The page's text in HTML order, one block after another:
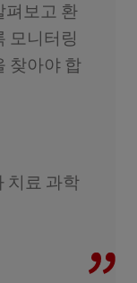
펴보고 환
모니터링
찾아야 합
치료 과학